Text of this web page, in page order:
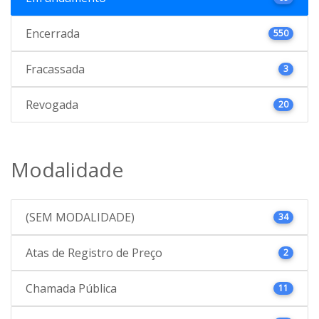
Encerrada 550
Fracassada 3
Revogada 20
Modalidade
(SEM MODALIDADE) 34
Atas de Registro de Preço 2
Chamada Pública 11